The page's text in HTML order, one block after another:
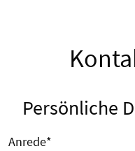
Persönliche
Anrede*